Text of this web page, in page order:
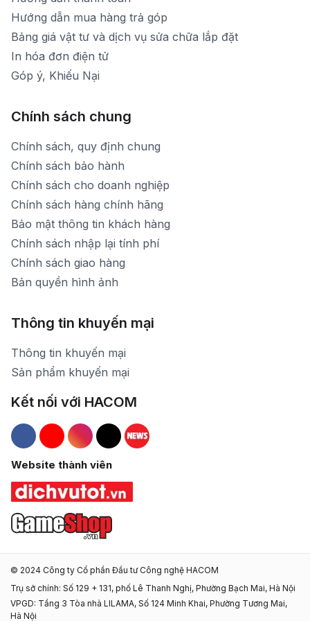
Hướng dẫn mua hàng trả góp
Bảng giá vật tư và dịch vụ sửa chữa lắp đặt
In hóa đơn điện tử
Góp ý, Khiếu Nại
Chính sách chung
Chính sách, quy định chung
Chính sách bảo hành
Chính sách cho doanh nghiệp
Chính sách hàng chính hãng
Bảo mật thông tin khách hàng
Chính sách nhập lại tính phí
Chính sách giao hàng
Bản quyền hình ảnh
Thông tin khuyến mại
Thông tin khuyến mại
Sản phẩm khuyến mại
Kết nối với HACOM
Hacom Facebook
Hacom YouTube
Hacom Instagram
Hacom TikTok
Website thành viên
© 2024 Công ty Cổ phần Đầu tư Công nghệ HACOM
Trụ sở chính: Số 129 + 131, phố Lê Thanh Nghị, Phường Bạch Mai, Hà Nội
VPGD: Tầng 3 Tòa nhà LILAMA, Số 124 Minh Khai, Phường Tương Mai,
Hà Nội